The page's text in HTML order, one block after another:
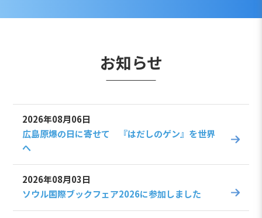
お知らせ
2026年08月06日
広島原爆の日に寄せて 『はだしのゲン』を世界
へ
2026年08月03日
ソウル国際ブックフェア2026に参加しました